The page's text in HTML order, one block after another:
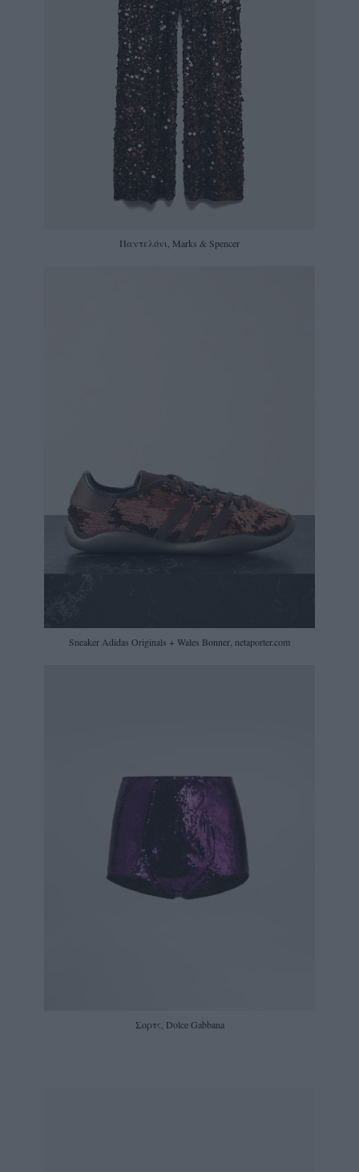
Παντελόνι, Marks & Spencer
Sneaker Adidas Originals + Wales Bonner, netaporter.com
Σορτς, Dolce Gabbana